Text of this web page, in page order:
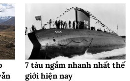
7 tàu ngầm nhanh nhất thế
giới hiện nay